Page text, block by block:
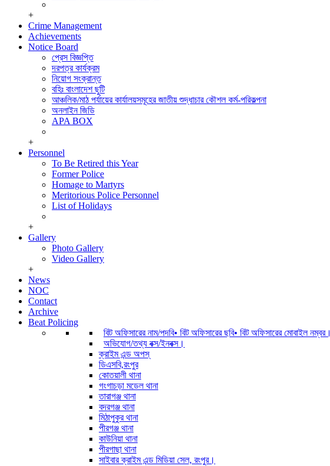
+
Crime Management
Achievements
Notice Board
প্রেস বিজ্ঞপ্তি
দরপত্র কার্যক্রম
নিয়োগ সংক্রান্ত
বহিঃ বাংলাদেশ ছুটি
আঞ্চলিক/মাঠ পর্যায়ের কার্যালয়সমূহের জাতীয় শুদ্ধাচার কৌশল কর্ম-পরিকল্পনা
অনলাইন জিডি
APA BOX
+
Personnel
To Be Retired this Year
Former Police
Homage to Martyrs
Meritorious Police Personnel
List of Holidays
+
Gallery
Photo Gallery
Video Gallery
+
News
NOC
Contact
Archive
Beat Policing
বিট অফিসারের নাম/পদবি• বিট অফিসারের ছবি• বিট অফিসারের মোবাইল নম্বর।
অভিযোগ/তথ্য বক্স/ইনবক্স।
ক্রাইম এন্ড অপস্
ডিএসবি,রংপুর
কোতয়ালী থানা
গংগাচড়া মডেল থানা
তারাগঞ্জ থানা
বদরগঞ্জ থানা
মিঠাপুকুর থানা
পীরগঞ্জ থানা
কাউনিয়া থানা
পীরগাছা থানা
সাইবার ক্রাইম এন্ড মিডিয়া সেল, রংপুর।